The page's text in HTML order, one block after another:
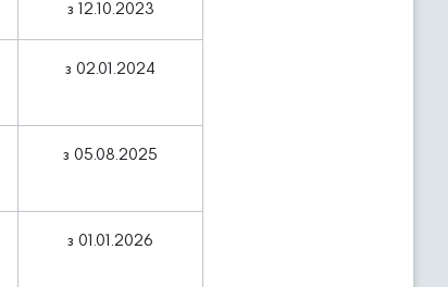
з 12.10.2023
з 02.01.2024
з 05.08.2025
з 01.01.2026